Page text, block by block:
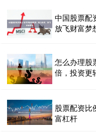
中国股票配
放飞财富梦
怎么办理股
倍，投资更
股票配资比
富杠杆